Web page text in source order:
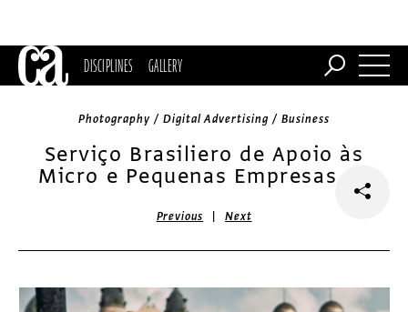
DISCIPLINES GALLERY
Photography / Digital Advertising / Business
Serviço Brasiliero de Apoio às
Micro e Pequenas Empresas ad
Previous |Next